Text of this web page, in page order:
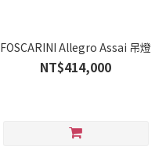
FOSCARINI Allegro Assai 吊燈
NT$414,000